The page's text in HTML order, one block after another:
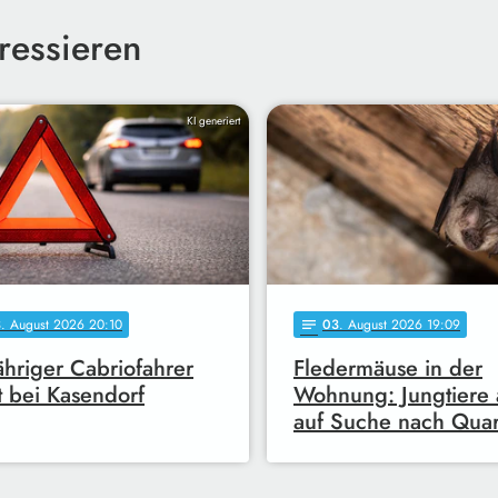
KI generiert
. August 2026 20:10
Cabriofahrer
bei Kasendorf
notes 03. August 2026 19:09
Fledermäuse in der
Wohnung: Jungtiere
auf Suche nach